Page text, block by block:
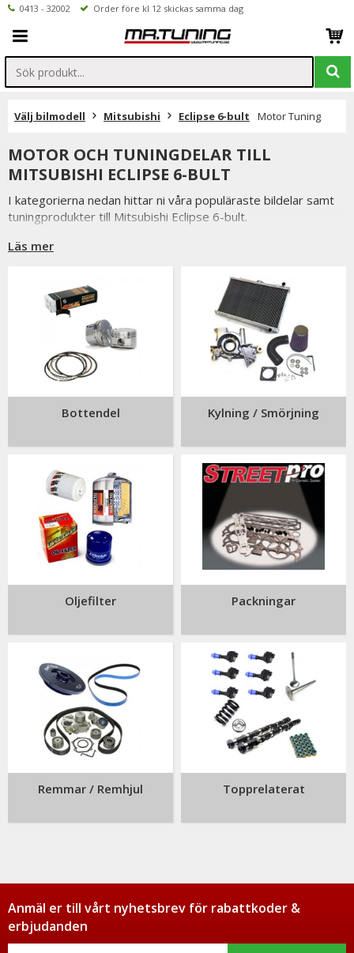
0413 - 32002 Order före kl 12 skickas samma dag
Välj bilmodell Mitsubishi Eclipse 6-bult Motor Tuning
MOTOR OCH TUNINGDELAR TILL
MITSUBISHI ECLIPSE 6-BULT
I kategorierna nedan hittar ni våra populäraste bildelar samt
tuningprodukter till Mitsubishi Eclipse 6-bult.
Är det ni undrar över eller saknar i vårt sortiment är ni
Inne på valfri produktsidan hittar ni ett formulär för att enkelt
ställa en fråga.
Läs mer
Bottendel Kylning / Smörjning
Oljefilter Packningar
Remmar / Remhjul Topprelaterat
Anmäl er till vårt nyhetsbrev för rabattkoder &
erbjudanden